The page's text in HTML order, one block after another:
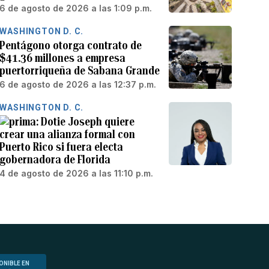
6 de agosto de 2026 a las 1:09 p.m.
WASHINGTON D. C.
Pentágono otorga contrato de
$41.36 millones a empresa
puertorriqueña de Sabana Grande
6 de agosto de 2026 a las 12:37 p.m.
WASHINGTON D. C.
Dotie Joseph quiere
crear una alianza formal con
Puerto Rico si fuera electa
gobernadora de Florida
4 de agosto de 2026 a las 11:10 p.m.
EN